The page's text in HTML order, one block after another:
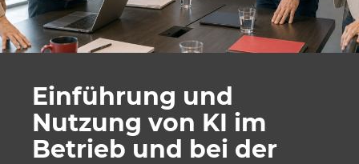
Einführung und
Nutzung von KI im
Betrieb und bei der